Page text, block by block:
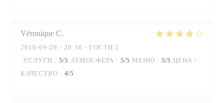
Véronique C
2018-09-28 - 20:30 - ГОСТИ 2
УСЛУГИ : 5/5 АТМОСФЕРА : 5/5 МЕНЮ : 5/5 ЦЕНА /
КАЧЕСТВО : 4/5